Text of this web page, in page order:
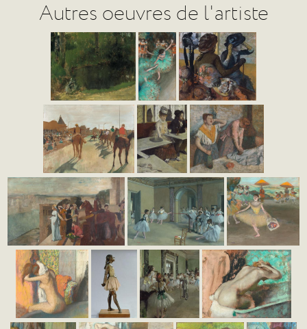
Autres oeuvres de l'artiste